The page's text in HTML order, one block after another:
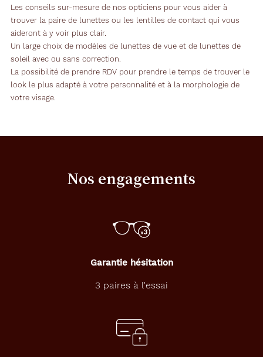
Les conseils sur-mesure de nos opticiens pour vous aider à
trouver la paire de lunettes ou les lentilles de contact qui vous
aideront à y voir plus clair.
Un large choix de modèles de lunettes de vue et de lunettes de
soleil avec ou sans correction.
La possibilité de prendre RDV pour prendre le temps de trouver le
look le plus adapté à votre personnalité et à la morphologie de
votre visage.
Nos engagements
Garantie hésitation
3 paires à l'essai